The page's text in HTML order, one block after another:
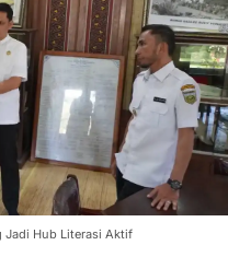
Jadi Hub Literasi Aktif